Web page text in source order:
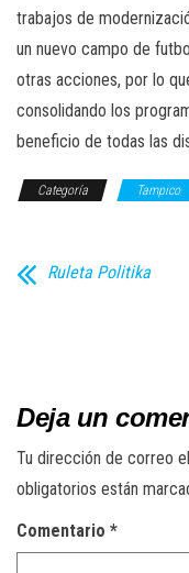
trabajos de
un nuevo campo de
otras acciones, por lo
consolidando los
beneficio de todas las
Categoría Tampico
Ruleta Politika
Deja un
Tu dirección de correo
obligatorios están
Comentario *